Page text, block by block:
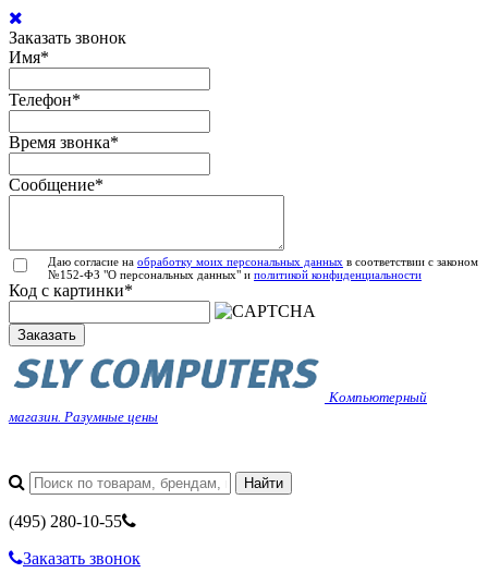
Заказать звонок
Имя*
Телефон*
Время звонка*
Сообщение*
Даю согласие на обработку моих персональных данных в соответствии с законом
№152-ФЗ "О персональных данных" и политикой конфиденциальности
Код с картинки*
Заказать
Компьютерный
магазин. Разумные цены
(495) 280-10-55
Заказать звонок